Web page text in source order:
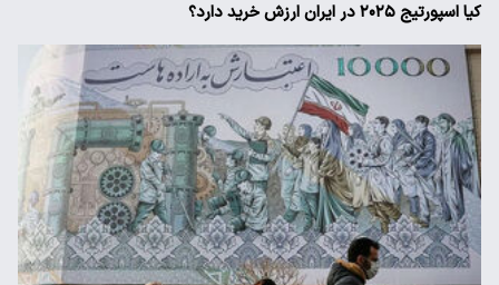
کیا اسپورتیج ۲۰۲۵ در ایران ارزش خرید دارد؟